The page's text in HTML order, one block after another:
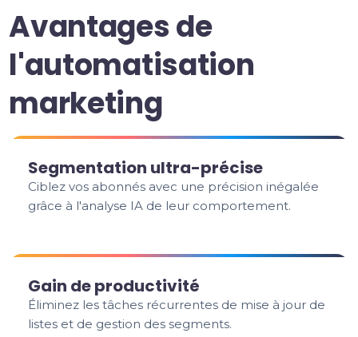
Avantages de
l'automatisation
marketing
Segmentation ultra-précise
Ciblez vos abonnés avec une précision inégalée
grâce à l'analyse IA de leur comportement.
Gain de productivité
Éliminez les tâches récurrentes de mise à jour de
listes et de gestion des segments.